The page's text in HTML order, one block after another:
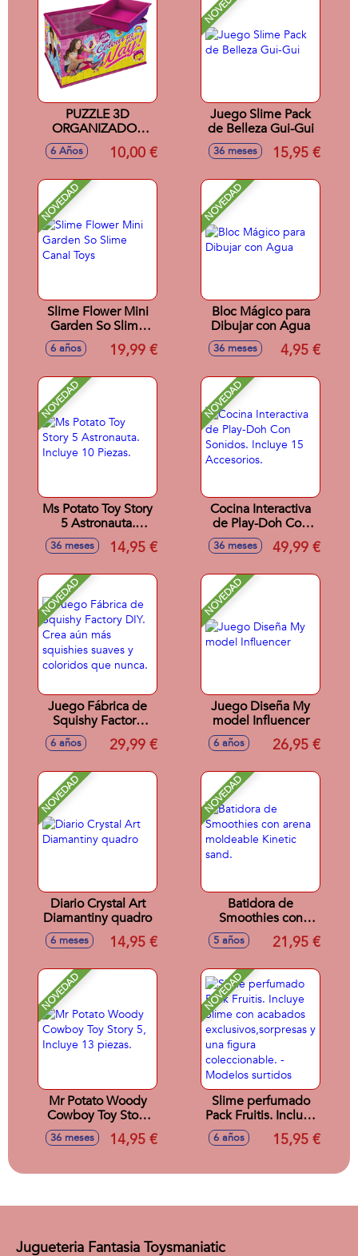
PUZZLE 3D
ORGANIZADOR
SOY LUNA
6 Años 10,00 €
Juego Slime Pack
de Belleza Gui-Gui
36 meses 15,95 €
NOVEDAD
Slime Flower Mini
Garden So Slime
Canal Toys
6 años 19,99 €
NOVEDAD
Bloc Mágico para
Dibujar con Agua
36 meses 4,95 €
NOVEDAD
Ms Potato Toy Story
5 Astronauta.
Incluye 10 Piezas.
36 meses 14,95 €
NOVEDAD
Cocina Interactiva
de Play-Doh Con
Sonidos. Incluye 15
Accesorios.
36 meses 49,99 €
NOVEDAD
Juego Fábrica de
Squishy Factory
DIY. Crea aún más
squishies suaves y
nunca.
6 años 29,99 €
NOVEDAD
Juego Diseña My
model Influencer
6 años 26,95 €
NOVEDAD
Diario Crystal Art
Diamantiny quadro
6 meses 14,95 €
NOVEDAD
Batidora de
Smoothies con
arena moldeable
Kinetic sand.
5 años 21,95 €
NOVEDAD
Mr Potato Woody
Cowboy Toy Story
5, Incluye 13
piezas.
36 meses 14,95 €
NOVEDAD
Slime perfumado
Pack Fruitis. Incluye
Slime con
acabados
y una figura
Modelos surtidos
6 años 15,95 €
Jugueteria Fantasia Toysmaniatic